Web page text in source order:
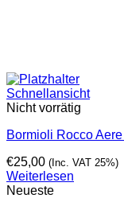
Schnellansicht
Nicht vorrätig
Bormioli Rocco
€25,00 (Inc. VAT 25%)
Weiterlesen
Neueste